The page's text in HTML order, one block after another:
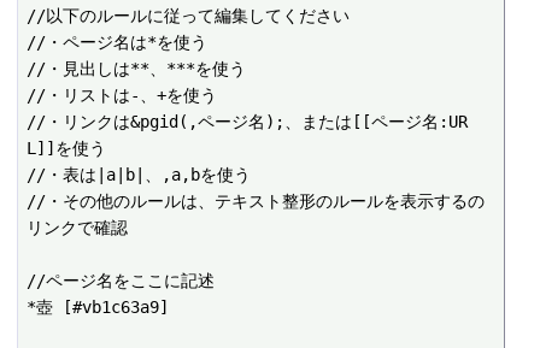
//以下のルールに従って編集してください
//・ページ名は*を使う
//・見出しは**、***を使う
//・リストは-、+を使う
//・リンクは&pgid(,ページ名);、または[[ページ名:UR
L]]を使う
//・表は|a|b|、,a,bを使う
//・その他のルールは、テキスト整形のルールを表示するの
リンクで確認
//ページ名をここに記述
*壺 [#vb1c63a9]